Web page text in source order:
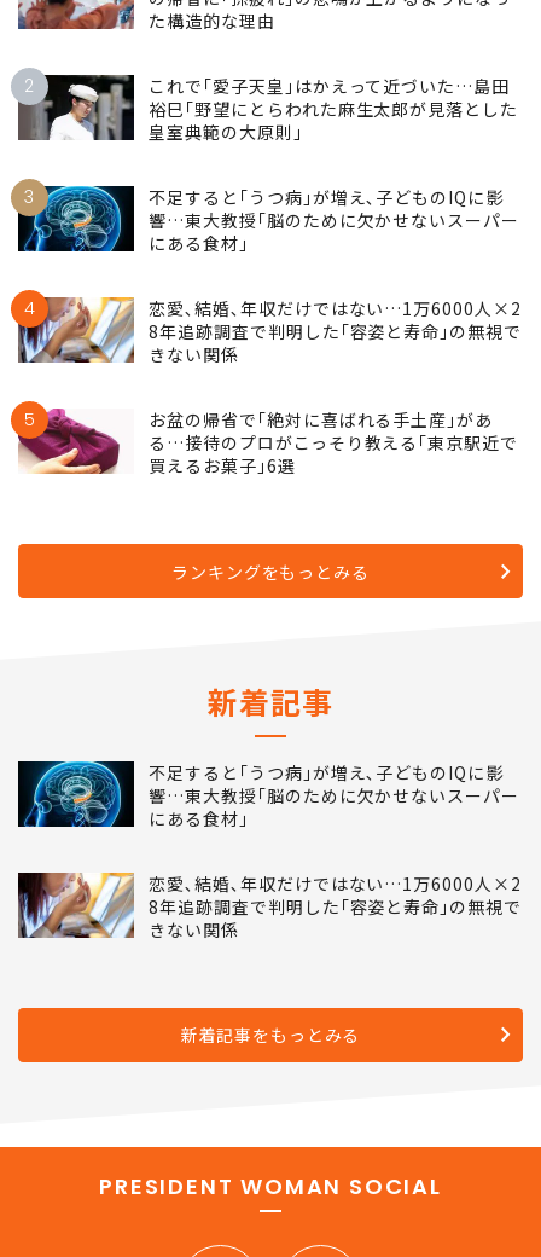
た構造的な理由
2
これで｢愛子天皇｣はかえって近づいた…島田
裕巳｢野望にとらわれた麻生太郎が見落とした
皇室典範の大原則｣
3
不足すると｢うつ病｣が増え､子どものIQに影
響…東大教授｢脳のために欠かせないスーパー
にある食材｣
4
恋愛､結婚､年収だけではない…1万6000人×2
8年追跡調査で判明した｢容姿と寿命｣の無視で
きない関係
5
お盆の帰省で｢絶対に喜ばれる手土産｣があ
る…接待のプロがこっそり教える｢東京駅近で
買えるお菓子｣6選
ランキングをもっとみる
新着記事
不足すると｢うつ病｣が増え､子どものIQに影
響…東大教授｢脳のために欠かせないスーパー
にある食材｣
恋愛､結婚､年収だけではない…1万6000人×2
8年追跡調査で判明した｢容姿と寿命｣の無視で
きない関係
新着記事をもっとみる
PRESIDENT WOMAN SOCIAL